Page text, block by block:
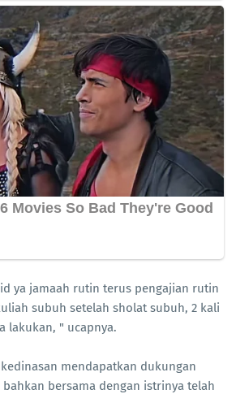
ya jamaah rutin terus pengajian rutin
subuh setelah sholat subuh, 2 kali
lakukan, " ucapnya.
mendapatkan dukungan
bersama dengan istrinya telah